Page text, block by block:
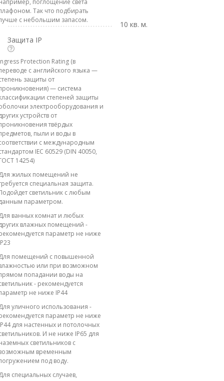
поглощение света
Так что подбирать
с небольшим запасом.
10 кв. м.
Защита IP
Protection Rating (в
с английского языка —
защиты от
— система
степеней защиты
электрооборудования и
устройств от
твёрдых
пыли и воды в
с международным
IEC 60529 (DIN 40050,
14254)
жилых помещений не
специальная защита.
светильник с любым
параметром.
ванных комнат и любых
влажных помещений -
параметр не ниже
помещений с повышенной
или при возможном
попадании воды на
- рекомендуется
не ниже IP44
уличного использования -
параметр не ниже
для настенных и потолочных
И не ниже IP65 для
светильников с
временным
под воду.
специальных случаев,